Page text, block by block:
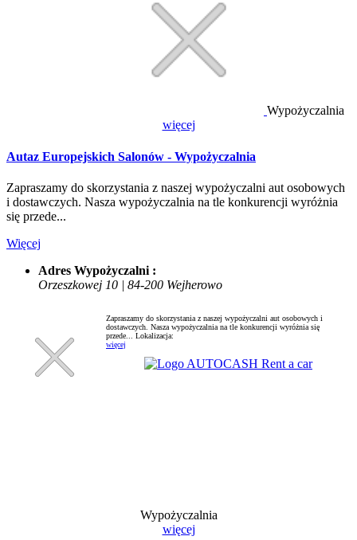
Wypożyczalnia
więcej
Autaz Europejskich Salonów - Wypożyczalnia
Zapraszamy do skorzystania z naszej wypożyczalni aut osobowych
i dostawczych. Nasza wypożyczalnia na tle konkurencji wyróżnia
się przede...
Więcej
Adres Wypożyczalni :
Orzeszkowej 10 | 84-200 Wejherowo
Zapraszamy do skorzystania z naszej wypożyczalni aut osobowych i
dostawczych. Nasza wypożyczalnia na tle konkurencji wyróżnia się
przede... Lokalizacja:
więcej
Wypożyczalnia
więcej